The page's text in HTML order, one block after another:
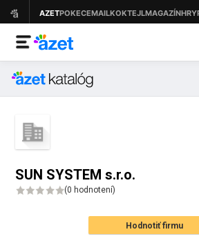
SUN SYSTEM s.r.o.
(0 hodnotení)
Hodnotiť firmu